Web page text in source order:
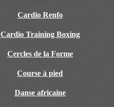
Cardio Renfo
Cardio Training Boxing
Cercles de la Forme
Course à pied
Danse africaine